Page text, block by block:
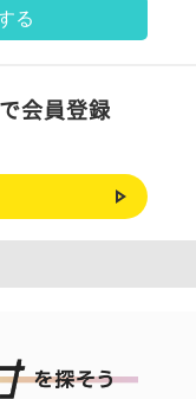
る
会員登録